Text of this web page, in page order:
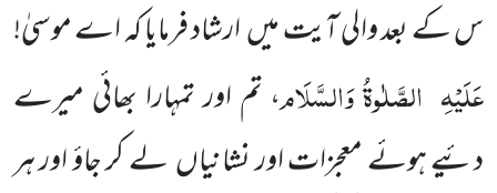
س کے بعد والی آیت میںارشاد فرمایا کہ اے موسیٰ!
عَلَیْہِ الصَّلٰوۃُ وَالسَّلَام، تم اور تمہارا بھائی میرے
دئیے ہوئے معجزات اور نشانیاںلے کر جاؤ اور ہر